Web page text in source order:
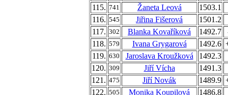
115. 741 Žaneta Leová
1503.1
116. 545 Jiřina Fišerová
1501.2
117. 302 Blanka Kovaříková 1492.7
118. 579 Ivana Grygarová 1492.6
119. 630 Jaroslava Kroužková
1492.3
120. 309 Jiří Vícha
1491.3
121. 475 Jiří Novák 1489.9
122. 505 Monika Koupilová
1486.8